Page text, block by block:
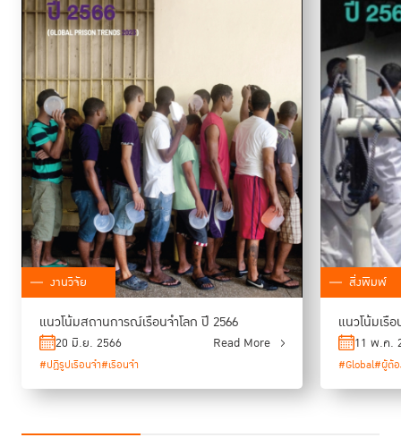
งานวิจัย
แนวโน้มสถานการณ์เรือนจำโลก ปี 2566
20 มิ.ย. 2566 Read More
#ปฏิรูปเรือนจำ#เรือนจำ
สิ่งพิมพ์
แนวโน้มเรื
11 พ.ค.
#Global#ผู้ต้อ